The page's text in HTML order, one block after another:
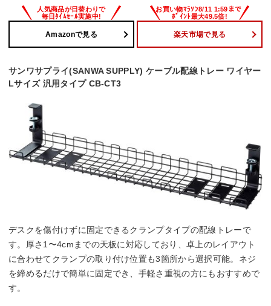
Amazonで見る 楽天市場で見る
サンワサプライ(SANWA SUPPLY) ケーブル配線トレー ワイヤー
Lサイズ 汎用タイプ CB-CT3
デスクを傷付けずに固定できるクランプタイプの配線トレーで
す。厚さ1〜4cmまでの天板に対応しており、卓上のレイアウト
に合わせてクランプの取り付け位置も3箇所から選択可能。ネジ
を締めるだけで簡単に固定でき、手軽さ重視の方にもおすすめで
す。